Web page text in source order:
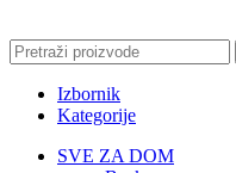
Izbornik
Kategorije
SVE ZA DOM